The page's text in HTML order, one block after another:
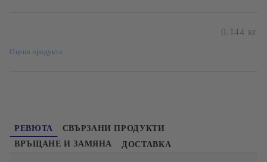
0.144 кг
Оцени продукта
РЕВЮТА
СВЪРЗАНИ ПРОДУКТИ
ВРЪЩАНЕ И ЗАМЯНА
ДОСТАВКА